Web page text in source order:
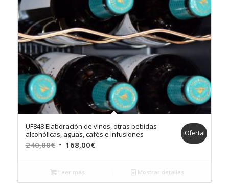
UF848 Elaboración de vinos, otras bebidas
alcohólicas, aguas, cafés e infusiones
240,00€ El
original
era:
168,00€El
es:
¡Oferta!
Leer más Mostrar detalles